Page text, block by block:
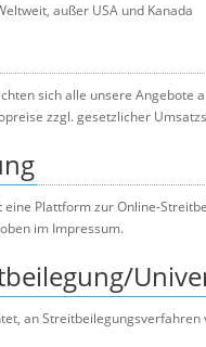
außer USA und Kanada
sich alle unsere Angebote
zzgl. gesetzlicher
Plattform zur Online-
im Impressum.
an